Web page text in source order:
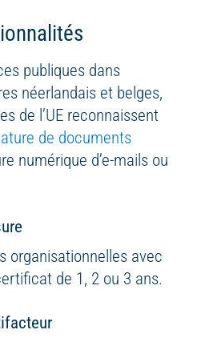
publiques dans
néerlandais et belges,
de l’UE reconnaissent
de documents
numérique d’e-mails ou
organisationnelles avec
de 1, 2 ou 3 ans.